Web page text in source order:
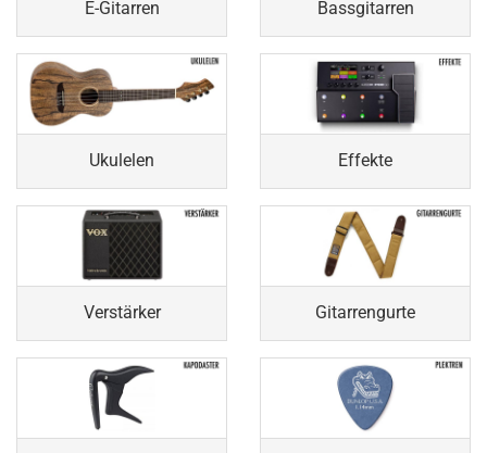
E-Gitarren Bassgitarren
Ukulelen Effekte
Verstärker Gitarrengurte